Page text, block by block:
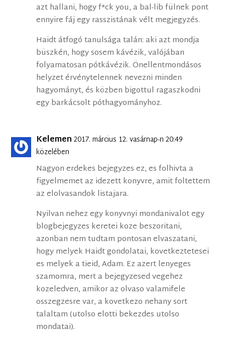
azt hallani, hogy f*ck you, a bal-lib fülnek pont
ennyire fáj egy rasszistának vélt megjegyzés.
Haidt átfogó tanulsága talán: aki azt mondja
büszkén, hogy sosem kávézik, valójában
folyamatosan pótkávézik. Önellentmondásos
helyzet érvénytelennek nevezni minden
hagyományt, és közben bigottul ragaszkodni
egy barkácsolt póthagyományhoz.
Kelemen 2017. március 12. vasárnap-n 20:49
közelében
Nagyon erdekes bejegyzes ez, es folhivta a
figyelmemet az idezett konyvre, amit foltettem
az elolvasandok listajara.
Nyilvan nehez egy konyvnyi mondanivalot egy
blogbejegyzes keretei koze beszoritani,
azonban nem tudtam pontosan elvaszatani,
hogy melyek Haidt gondolatai, kovetkeztetesei
es melyek a tieid, Adam. Ez azert lenyeges
szamomra, mert a bejegyzesed vegehez
kozeledven, amikor az olvaso valamifele
osszegzesre var, a kovetkezo nehany sort
talaltam (utolso elotti bekezdes utolso
mondatai).